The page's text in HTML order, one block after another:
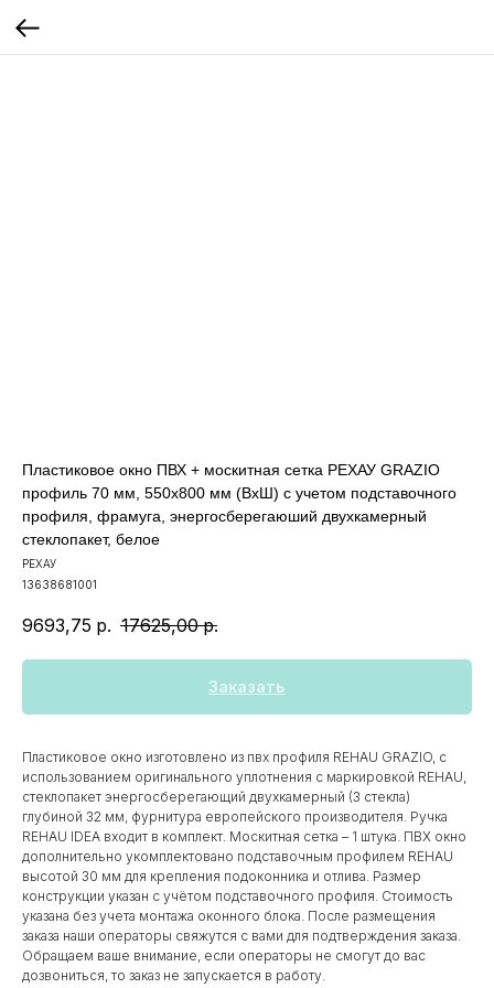
Пластиковое окно ПВХ + москитная сетка РЕХАУ GRAZIO
профиль 70 мм, 550x800 мм (ВхШ) с учетом подставочного
профиля, фрамуга, энергосберегаюший двухкамерный
стеклопакет, белое
РЕХАУ
13638681001
9693,75 р. 17625,00 р.
Заказать
Пластиковое окно изготовлено из пвх профиля REHAU GRAZIO, с
использованием оригинального уплотнения с маркировкой REHAU,
стеклопакет энергосберегающий двухкамерный (3 стекла)
глубиной 32 мм, фурнитура европейского производителя. Ручка
REHAU IDEA входит в комплект. Москитная сетка – 1 штука. ПВХ окно
дополнительно укомплектовано подставочным профилем REHAU
высотой 30 мм для крепления подоконника и отлива. Размер
конструкции указан c учётом подставочного профиля. Стоимость
указана без учета монтажа оконного блока. После размещения
заказа наши операторы свяжутся с вами для подтверждения заказа.
Обращаем ваше внимание, если операторы не смогут до вас
дозвониться, то заказ не запускается в работу.